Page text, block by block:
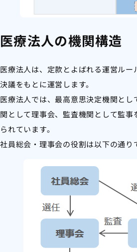
医療法人の機関構造
医療法人は、定款とよばれる運営ルー
決議をもとに運営します。
医療法人では、最高意思決定機関と
関として理事会、監査機関として監事
られています。
社員総会・理事会の役割は以下の通り